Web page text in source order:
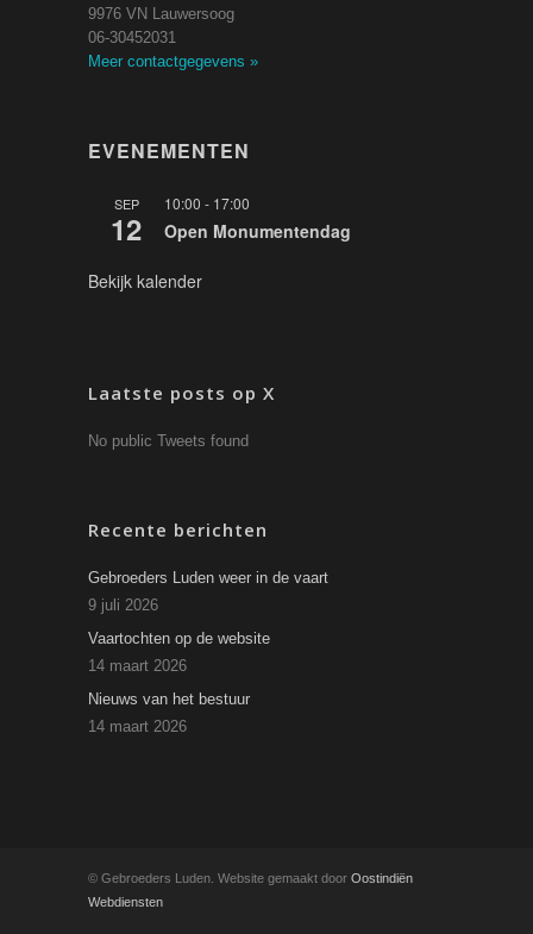
9976 VN Lauwersoog
06-30452031
Meer contactgegevens »
EVENEMENTEN
SEP
12
10:00 - 17:00
Open Monumentendag
Bekijk kalender
Laatste posts op X
No public Tweets found
Recente berichten
Gebroeders Luden weer in de vaart
9 juli 2026
Vaartochten op de website
14 maart 2026
Nieuws van het bestuur
14 maart 2026
© Gebroeders Luden. Website gemaakt door Oostindiën
Webdiensten